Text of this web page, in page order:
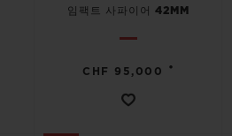
임팩트 사파이어 42MM
CHF 95,000 •